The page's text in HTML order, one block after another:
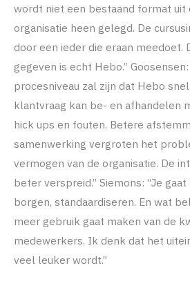
wordt niet een bestaand format uit
organisatie heen gelegd. De
door een ieder die eraan meedoet.
gegeven is echt Hebo.”
procesniveau zal zijn dat Hebo
klantvraag kan be- en afhandelen
hick ups en fouten. Betere
samenwerking vergroten het
vermogen van de organisatie. De
beter verspreid.” Siemons: “Je
borgen, standaardiseren. En wat
meer gebruik gaat maken van de
medewerkers. Ik denk dat het
veel leuker wordt.”